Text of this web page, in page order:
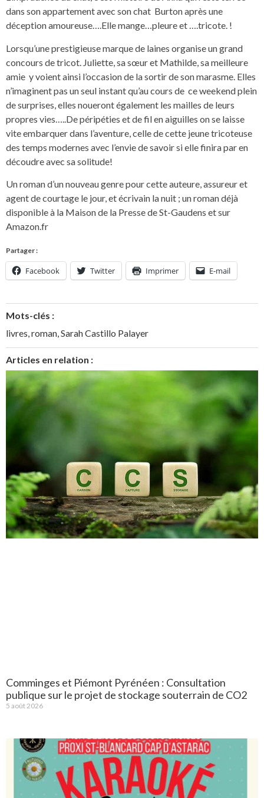
dans son appartement avec son chat Burton après une
déception amoureuse….Elle mange…pleure et ….tricote. !
Lorsqu’une prestigieuse marque de laines organise un grand
concours de tricot. Juliette, sa sœur et Mathilde, sa meilleure
amie y voient ainsi l’occasion de la sortir de son marasme. Elles
n’imaginent pas un seul instant qu’au cours de ce weekend plein
de surprises, elles noueront également les mailles de leurs
propres vies…..De péripéties et de fil en aiguilles on se laisse
vite embarquer dans l’aventure, celle de cette jeune tricoteuse
des temps modernes avec l’envie de savoir si elle finira par en
découdre avec sa solitude!
Un roman d’un nouveau genre pour cette auteure, assureur et
agent de courtage le jour, et écrivain la nuit ; un roman déjà
disponible à la Maison de la Presse de St-Gaudens et sur
Amazon.fr
Partager :
Facebook Twitter Imprimer E-mail
Mots-clés :
livres roman Sarah Castillo Palayer
Articles en relation :
Comminges et Piémont Pyrénéen : Consultation
publique sur le projet de stockage souterrain de CO2
5 août 2026